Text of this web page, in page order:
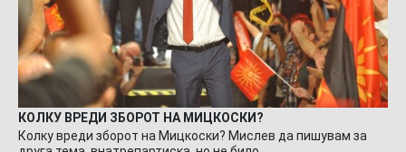
КОЛКУ ВРЕДИ ЗБОРОТ НА МИЦКОСКИ?
Колку вреди зборот на Мицкоски? Мислев да пишувам за